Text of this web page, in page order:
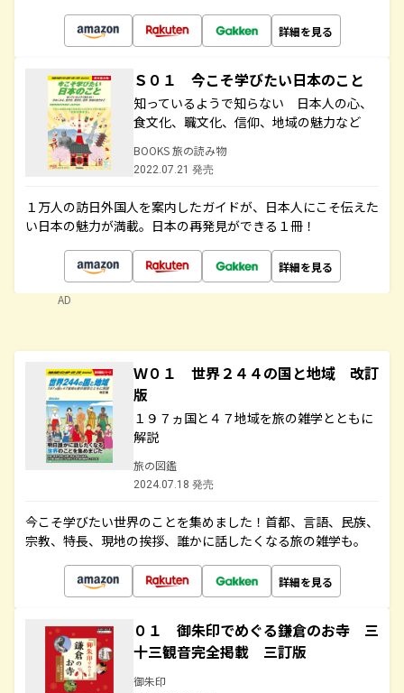
詳細を見る
Ｓ０１ 今こそ学びたい日本のこと
知っているようで知らない 日本人の心、
食文化、職文化、信仰、地域の魅力など
BOOKS 旅の読み物
2022.07.21 発売
１万人の訪日外国人を案内したガイドが、日本人にこそ伝えた
い日本の魅力が満載。日本の再発見ができる１冊！
詳細を見る
AD
Ｗ０１ 世界２４４の国と地域 改訂
版
１９７ヵ国と４７地域を旅の雑学とともに
解説
旅の図鑑
2024.07.18 発売
今こそ学びたい世界のことを集めました！首都、言語、民族、
宗教、特長、現地の挨拶、誰かに話したくなる旅の雑学も。
詳細を見る
０１ 御朱印でめぐる鎌倉のお寺 三
十三観音完全掲載 三訂版
御朱印